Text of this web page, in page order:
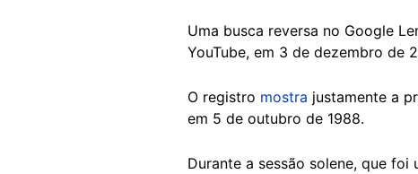
Uma busca reversa no Google
YouTube, em 3 de dezembro de
O registro mostra justamente a
em 5 de outubro de 1988.
Durante a sessão solene, que